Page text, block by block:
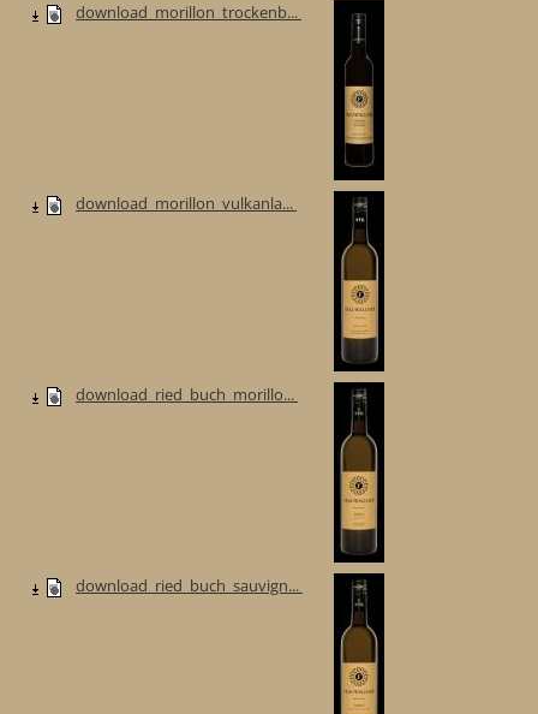
download_morillon_trockenb...
download_morillon_vulkanla...
download_ried_buch_morillo...
download_ried_buch_sauvign...